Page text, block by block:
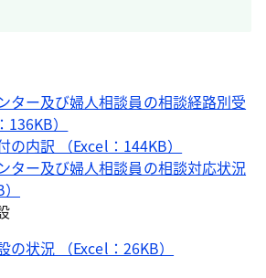
ター及び婦人相談員の相談経路別受
）
内訳 （Excel：144KB）
ター及び婦人相談員の相談対応状況
状況 （Excel：26KB）